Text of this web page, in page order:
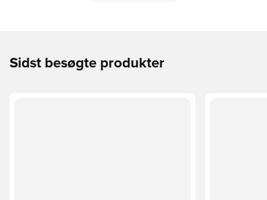
Sidst besøgte produkter